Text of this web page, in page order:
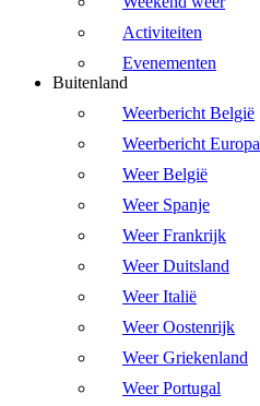
Activiteiten
Evenementen
Buitenland
Weerbericht België
Weerbericht Europa
Weer België
Weer Spanje
Weer Frankrijk
Weer Duitsland
Weer Italië
Weer Oostenrijk
Weer Griekenland
Weer Portugal